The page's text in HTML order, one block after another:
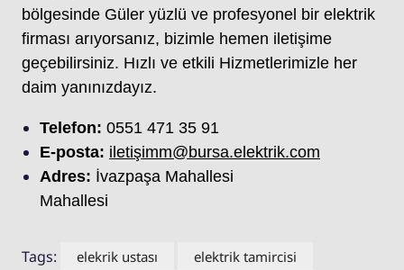
bölgesinde Güler yüzlü ve profesyonel bir elektrik
firması arıyorsanız, bizimle hemen iletişime
geçebilirsiniz. Hızlı ve etkili Hizmetlerimizle her
daim yanınızdayız.
Telefon: 0551 471 35 91
E-posta: iletişimm@bursa.elektrik.com
Adres: İvazpaşa Mahallesi
Mahallesi
Tags: elekrik ustası
elektrik tamircisi